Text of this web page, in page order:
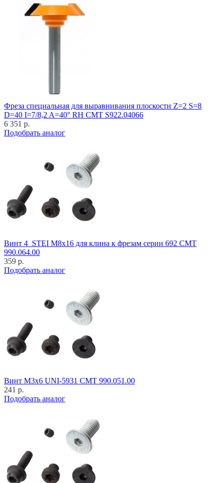
Фреза специальная для выравнивания плоскости Z=2 S=8
D=40 I=7/8,2 A=40° RH CMT S922.04066
6 351 р.
Подобрать аналог
Винт 4_STEI M8x16 для клина к фрезам серии 692 CMT
990.064.00
359 р.
Подобрать аналог
Винт M3x6 UNI-5931 CMT 990.051.00
241 р.
Подобрать аналог